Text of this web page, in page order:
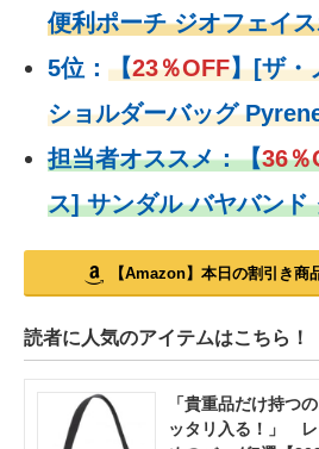
便利ポーチ ジオフェイ
5位： 【23％OFF】[ザ・
ショルダーバッグ
担当者オススメ：【36％
ス] サンダル バヤバンド
【Amazon】本日の割引き商
読者に人気のアイテムはこちら！
「貴重品だけ持つ
ッタリ入る！」 レ